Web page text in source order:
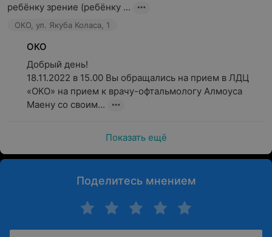
ребёнку зрение (ребёнку ...
ОКО, ул. Якуба Коласа, 1
ОКО
Добрый день!
18.11.2022 в 15.00 Вы обращались на прием в ЛДЦ
«ОКО» на прием к врачу-офтальмологу Алмоуса
Маену со своим...
Показать ещё
Поделитесь мнением